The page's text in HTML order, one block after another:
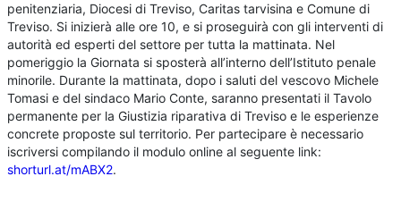
penitenziaria, Diocesi di Treviso, Caritas tarvisina e Comune di
Treviso. Si inizierà alle ore 10, e si proseguirà con gli interventi di
autorità ed esperti del settore per tutta la mattinata. Nel
pomeriggio la Giornata si sposterà all’interno dell’Istituto penale
minorile. Durante la mattinata, dopo i saluti del vescovo Michele
Tomasi e del sindaco Mario Conte, saranno presentati il Tavolo
permanente per la Giustizia riparativa di Treviso e le esperienze
concrete proposte sul territorio. Per partecipare è necessario
iscriversi compilando il modulo online al seguente link:
shorturl.at/mABX2.